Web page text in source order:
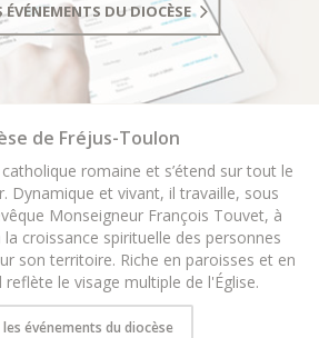
ÉVÉNEMENTS DU DIOCÈSE
de Fréjus-Toulon
romaine et s’étend sur tout le
Dynamique et vivant, il travaille, sous
Monseigneur François Touvet, à
croissance spirituelle des personnes
son territoire. Riche en paroisses et en
le visage multiple de l'Église.
les événements du diocèse